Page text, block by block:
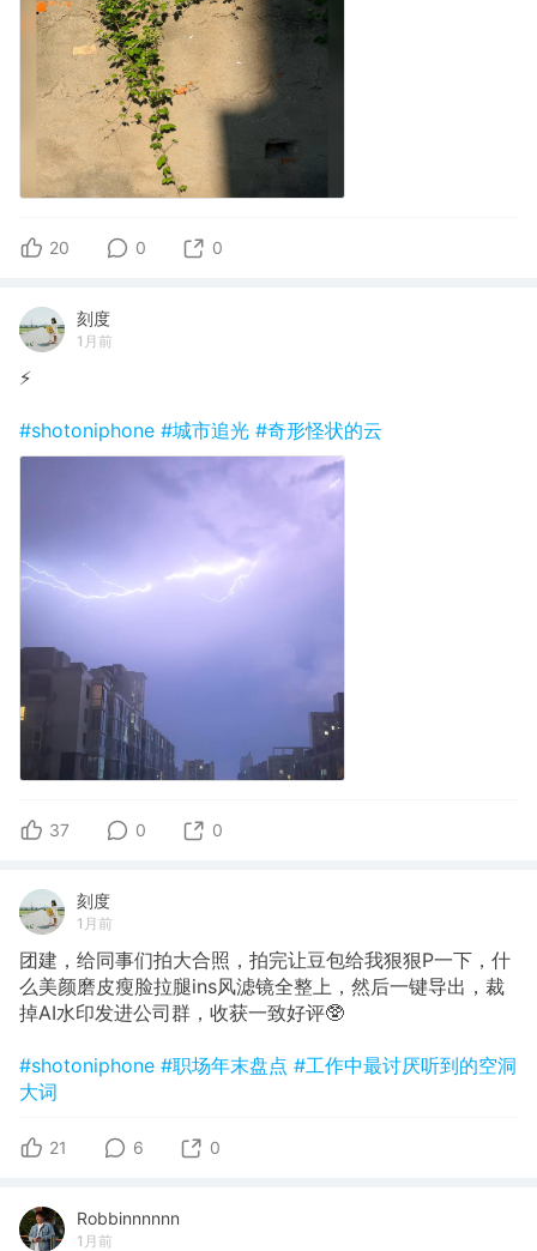
20 0 0
刻度
1月前
⚡️
#shotoniphone #城市追光 #奇形怪状的云
37 0 0
刻度
1月前
团建，给同事们拍大合照，拍完让豆包给我狠狠P一下，什
么美颜磨皮瘦脸拉腿ins风滤镜全整上，然后一键导出，裁
掉AI水印发进公司群，收获一致好评🥸
#shotoniphone #职场年末盘点 #工作中最讨厌听到的空洞
大词
21 6 0
Robbinnnnnn
1月前